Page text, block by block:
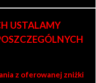
USTALAMY
z oferowanej zniżki